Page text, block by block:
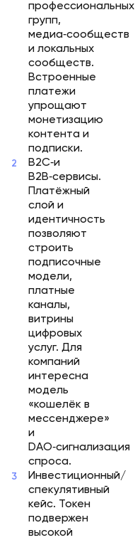
профессиональных
групп,
медиа‑сообществ
и локальных
сообществ.
Встроенные
платежи
упрощают
монетизацию
контента и
подписки.
B2C‑и
B2B‑сервисы.
Платёжный
слой и
идентичность
позволяют
строить
подписочные
модели,
платные
каналы,
витрины
цифровых
услуг. Для
компаний
интересна
модель
«кошелёк в
мессенджере»
и
DAO‑сигнализация
спроса.
Инвестиционный/
спекулятивный
кейс. Токен
подвержен
высокой